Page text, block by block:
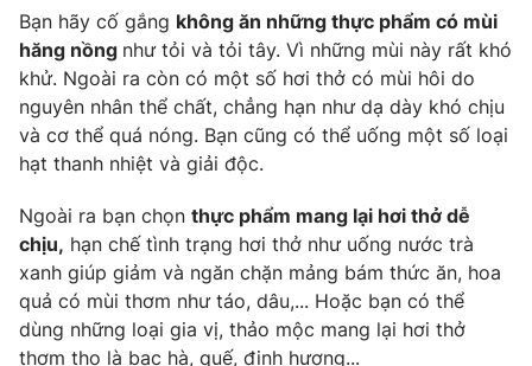
Học trực tuyến
Hitech Công nghệ tương lai
Sản phẩm
Thị trường
Tư vấn
Giao lưu trực tuyến
Lịch phát sóng
Chuyên mục khác
Emagazine Podcast
Photo Infographic
Bạn hãy cố gắng không ăn những thực phẩm có mùi
hăng nồng như tỏi và tỏi tây. Vì những mùi này rất khó
khử. Ngoài ra còn có một số hơi thở có mùi hôi do
nguyên nhân thể chất, chẳng hạn như dạ dày khó chịu
và cơ thể quá nóng. Bạn cũng có thể uống một số loại
hạt thanh nhiệt và giải độc.
Ngoài ra bạn chọn thực phẩm mang lại hơi thở dễ
chịu, hạn chế tình trạng hơi thở như uống nước trà
xanh giúp giảm và ngăn chặn mảng bám thức ăn, hoa
quả có mùi thơm như táo, dâu,... Hoặc bạn có thể
dùng những loại gia vị, thảo mộc mang lại hơi thở
thơm tho là bạc hà, quế, đinh hương...